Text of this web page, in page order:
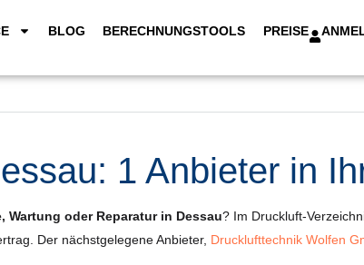
BLOG BERECHNUNGSTOOLS PREISE
1 Anbieter in
Wartung oder Reparatur in Dessau? Im Druckluft-
Der nächstgelegene Anbieter, Drucklufttechnik Wolfen